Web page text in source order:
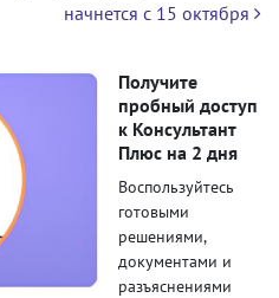
начнется с 15 октября
Получите
пробный доступ
к Консультант
Плюс на 2 дня
Воспользуйтесь
готовыми
решениями,
документами и
разъяснениями